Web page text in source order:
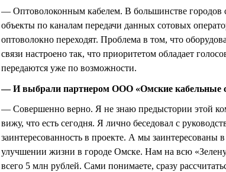
— Оптоволоконным кабелем. В большинстве городов
объекты по каналам передачи данных сотовых
оптоволокно переходят. Проблема в том, что
связи настроено так, что приоритетом обладает
передаются уже по возможности.
— И выбрали партнером ООО «Омские кабельные
— Совершенно верно. Я не знаю предыстории этой
вижу, что есть сегодня. Я лично беседовал с
заинтересованность в проекте. А мы заинтересованы
улучшении жизни в городе Омске. Нам на всю
всего 5 млн рублей. Сами понимаете, сразу